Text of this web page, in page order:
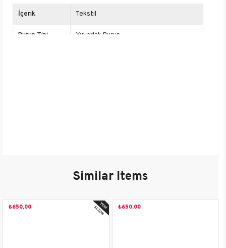
İçerik Tekstil
Burun Tipi Yuvarlak Burun
Similar Items
₺650,00 ₺650,00